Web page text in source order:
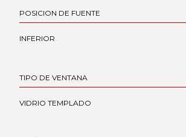
POSICION DE FUENTE
INFERIOR
TIPO DE VENTANA
VIDRIO TEMPLADO